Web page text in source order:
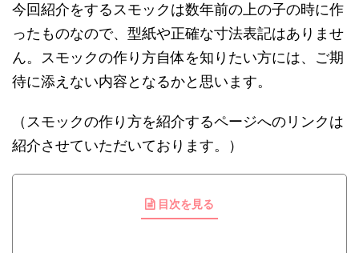
今回紹介をするスモックは数年前の上の子の時に作
ったものなので、型紙や正確な寸法表記はありませ
ん。スモックの作り方自体を知りたい方には、ご期
待に添えない内容となるかと思います。
（スモックの作り方を紹介するページへのリンクは
紹介させていただいております。）
目次を見る